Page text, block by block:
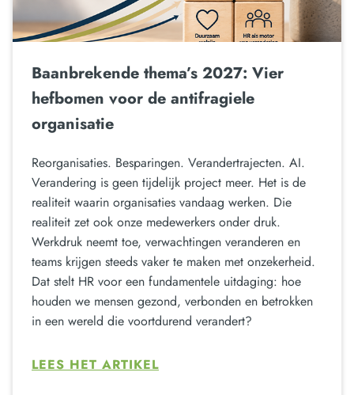
Baanbrekende thema’s 2027: Vier
hefbomen voor de antifragiele
organisatie
Reorganisaties. Besparingen. Verandertrajecten. AI.
Verandering is geen tijdelijk project meer. Het is de
realiteit waarin organisaties vandaag werken. Die
realiteit zet ook onze medewerkers onder druk.
Werkdruk neemt toe, verwachtingen veranderen en
teams krijgen steeds vaker te maken met onzekerheid.
Dat stelt HR voor een fundamentele uitdaging: hoe
houden we mensen gezond, verbonden en betrokken
in een wereld die voortdurend verandert?
LEES HET ARTIKEL